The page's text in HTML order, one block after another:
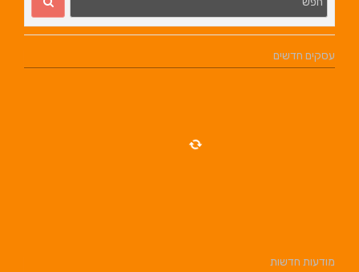
עסקים חדשים
מודעות חדשות